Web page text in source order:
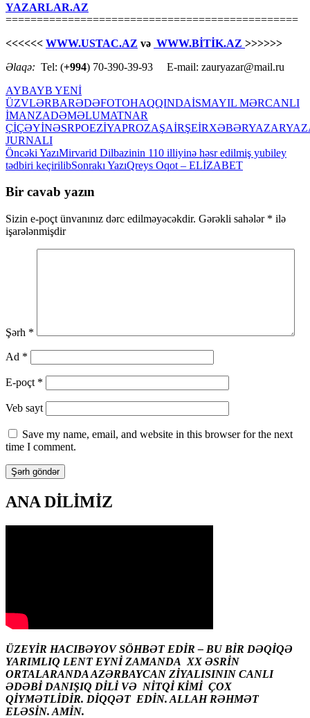
YAZARLAR.AZ
===============================================
<<<<<< WWW.USTAC.AZ və WWW.BİTİK.AZ >>>>>>
Əlaqə: Tel: (+994) 70-390-39-93 E-mail: zauryazar@mail.ru
AYBAYB YENİ
ÜZVLƏRBARƏDƏFOTOHAQQINDAİSMAYIL MƏRCANLI
İMANZADƏMƏLUMATNAR
ÇİÇƏYİNƏSRPOEZİYAPROZAŞAİRŞEİRXƏBƏRYAZAR
JURNALI
Yazılar
üzrə
naviqasiya
Öncəki YazıMirvarid Dilbazinin 110 illiyinə həsr edilmiş yubiley
tədbiri keçirilibSonrakı YazıQreys Oqot – ELİZABET
Bir cavab yazın
Sizin e-poçt ünvanınız dərc edilməyəcəkdir. Gərəkli sahələr * ilə
işarələnmişdir
Şərh *
Ad *
E-poçt *
Veb sayt
Save my name, email, and website in this browser for the next
time I comment.
ANA DİLİMİZ
ÜZEYİR HACIBƏYOV SÖHBƏT EDİR – BU BİR DƏQİQƏ
YARIMLIQ LENT EYNİ ZAMANDA XX ƏSRİN
ORTALARANDA AZƏRBAYCAN ZİYALISININ CANLI
ƏDƏBİ DANIŞIQ DİLİ VƏ NİTQİ KİMİ ÇOX
QİYMƏTLİDİR. DİQQƏT EDİN. ALLAH RƏHMƏT
ELƏSİN. AMİN.